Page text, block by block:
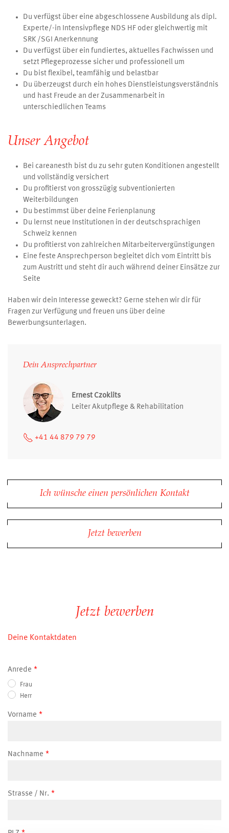
Du verfügst über eine abgeschlossene Ausbildung als dipl.
Experte/-in Intensivpflege NDS HF oder gleichwertig mit
SRK /SGI Anerkennung
Du verfügst über ein fundiertes, aktuelles Fachwissen und
setzt Pflegeprozesse sicher und professionell um
Du bist flexibel, teamfähig und belastbar
Du überzeugst durch ein hohes Dienstleistungsverständnis
und hast Freude an der Zusammenarbeit in
unterschiedlichen Teams
Unser Angebot
Bei careanesth bist du zu sehr guten Konditionen angestellt
und vollständig versichert
Du profitierst von grosszügig subventionierten
Weiterbildungen
Du bestimmst über deine Ferienplanung
Du lernst neue Institutionen in der deutschsprachigen
Schweiz kennen
Du profitierst von zahlreichen Mitarbeitervergünstigungen
Eine feste Ansprechperson begleitet dich vom Eintritt bis
zum Austritt und steht dir auch während deiner Einsätze zur
Seite
Haben wir dein Interesse geweckt? Gerne stehen wir dir für
Fragen zur Verfügung und freuen uns über deine
Bewerbungsunterlagen.
Dein Ansprechpartner
Ernest Czoklits
Leiter Akutpflege & Rehabilitation
+41 44 879 79 79
Ich wünsche einen persönlichen Kontakt
Jetzt bewerben
Jetzt bewerben
Deine Kontaktdaten
Anrede
Frau
Herr
Vorname
Nachname
Strasse / Nr.